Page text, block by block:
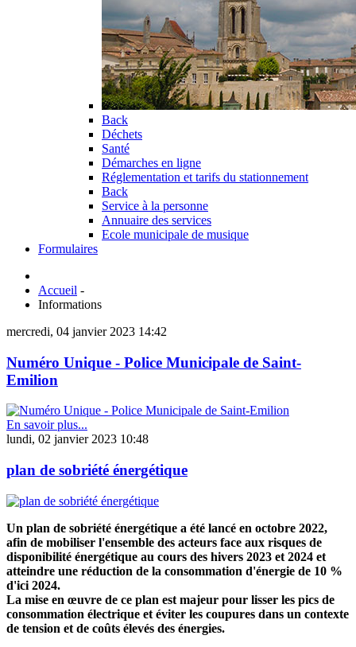
Back
Déchets
Santé
Démarches en ligne
Réglementation et tarifs du stationnement
Back
Service à la personne
Annuaire des services
Ecole municipale de musique
Formulaires
Accueil -
Informations
mercredi, 04 janvier 2023 14:42
Numéro Unique - Police Municipale de Saint-
Emilion
En savoir plus...
lundi, 02 janvier 2023 10:48
plan de sobriété énergétique
Un plan de sobriété énergétique a été lancé en octobre 2022,
afin de mobiliser l'ensemble des acteurs face aux risques de
disponibilité énergétique au cours des hivers 2023 et 2024 et
atteindre une réduction de la consommation d'énergie de 10 %
d'ici 2024.
La mise en œuvre de ce plan est majeur pour lisser les pics de
consommation électrique et éviter les coupures dans un contexte
de tension et de coûts élevés des énergies.